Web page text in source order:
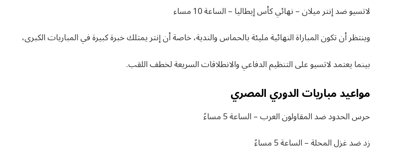
لاتسيو ضد إنتر ميلان – نهائي كأس إيطاليا – الساعة 10 مساء
وينتظر أن تكون المباراة النهائية مليئة بالحماس والندية، خاصة أن إنتر يمتلك خبرة كبيرة في المباريات الكبرى،
بينما يعتمد لاتسيو على التنظيم الدفاعي والانطلاقات السريعة لخطف اللقب.
مواعيد مباريات الدوري المصري
حرس الحدود ضد المقاولون العرب – الساعة 5 مساءً
زد ضد غزل المحلة – الساعة 5 مساءً